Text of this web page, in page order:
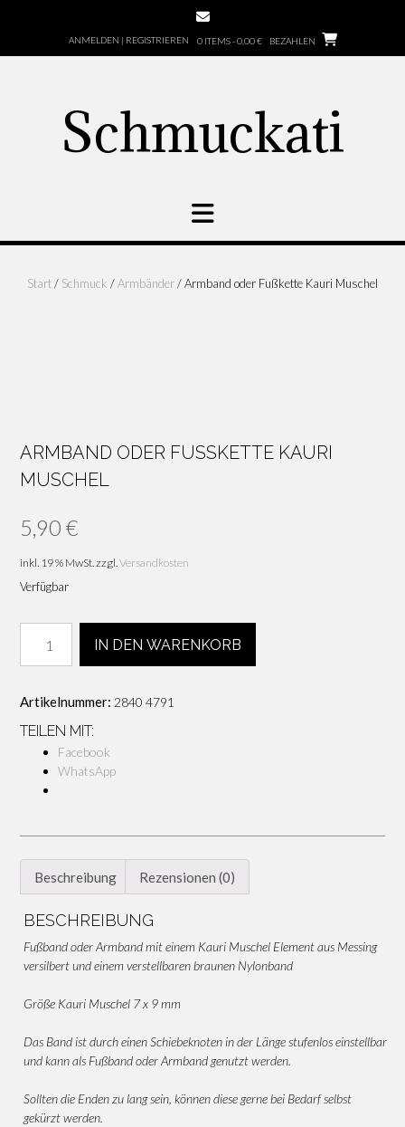
ANMELDEN | REGISTRIEREN 0 ITEMS - 0,00 € BEZAHLEN
Schmuckati
Start/ Schmuck /Armbänder/ Armband oder Fußkette Kauri Muschel
ARMBAND ODER FUSSKETTE KAURI M
USCHEL
5,90 €
inkl. 19 % MwSt.zzgl.Versandkosten
Verfügbar
Fußkette
Muschel
Menge
IN DEN WARENKORB
Artikelnummer: 2840 4791
TEILEN MIT:
Facebook
WhatsApp
Beschreibung Rezensionen (0)
BESCHREIBUNG
Fußband oder Armband mit einem Kauri Muschel Element aus Messing
versilbert und einem verstellbaren braunen Nylonband
Größe Kauri Muschel 7 x 9 mm
Das Band ist durch einen Schiebeknoten in der Länge stufenlos einstellbar
und kann als Fußband oder Armband genutzt werden.
Sollten die Enden zu lang sein, können diese gerne bei Bedarf selbst
gekürzt werden.